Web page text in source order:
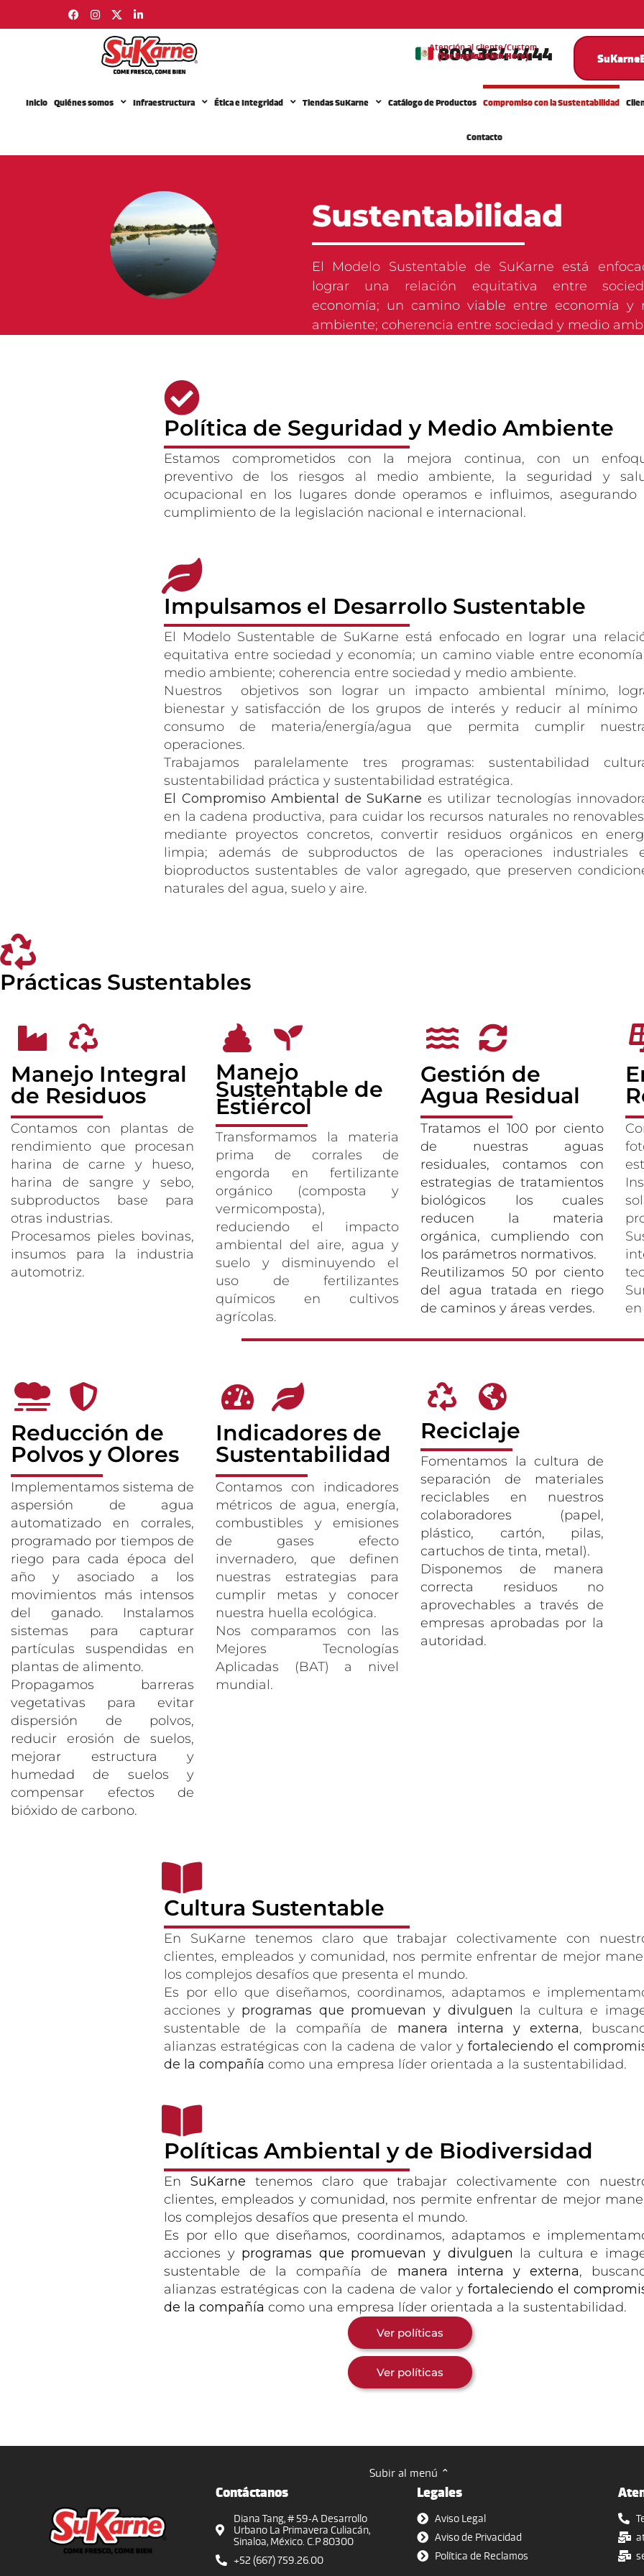
Atención al cliente/Custom
Service
800 364 4444
(For English Click Here)
Inicio Quiénes somos Infraestructura Ética e Integridad Tiendas SuKarne Catálogo de Productos Compromiso con la Sustentabilidad
Contacto
Sustentabilidad
El Modelo Sustentable de SuKarne está
lograr una relación equitativa entre
economía; un camino viable entre economía y
ambiente; coherencia entre sociedad y medio
Política de Seguridad y Medio Ambiente
Estamos comprometidos con la mejora continua, con un
preventivo de los riesgos al medio ambiente, la seguridad y
ocupacional en los lugares donde operamos e influimos, asegurando
cumplimiento de la legislación nacional e internacional.
Impulsamos el Desarrollo Sustentable
El Modelo Sustentable de SuKarne está enfocado en lograr una
equitativa entre sociedad y economía; un camino viable entre
medio ambiente; coherencia entre sociedad y medio ambiente.
Nuestros objetivos son lograr un impacto ambiental mínimo,
bienestar y satisfacción de los grupos de interés y reducir al mínimo
consumo de materia/energía/agua que permita cumplir
operaciones.
Trabajamos paralelamente tres programas: sustentabilidad
sustentabilidad práctica y sustentabilidad estratégica.
El Compromiso Ambiental de SuKarne es utilizar tecnologías
en la cadena productiva, para cuidar los recursos naturales no
mediante proyectos concretos, convertir residuos orgánicos en
limpia; además de subproductos de las operaciones industriales
bioproductos sustentables de valor agregado, que preserven
naturales del agua, suelo y aire.
Prácticas Sustentables
Manejo Integral
de Residuos
Contamos con plantas de
rendimiento que procesan
harina de carne y hueso,
harina de sangre y sebo,
subproductos base para
otras industrias.
Procesamos pieles bovinas,
insumos para la industria
automotriz.
Manejo
Sustentable de
Estiércol
Transformamos la materia
prima de corrales de
engorda en fertilizante
orgánico (composta y
vermicomposta),
reduciendo el impacto
ambiental del aire, agua y
suelo y disminuyendo el
uso de fertilizantes
químicos en cultivos
agrícolas.
Gestión de
Agua Residual
Tratamos el 100 por ciento
de nuestras aguas
residuales, contamos con
estrategias de tratamientos
biológicos los cuales
reducen la materia
orgánica, cumpliendo con
los parámetros normativos.
Reutilizamos 50 por ciento
del agua tratada en riego
de caminos y áreas verdes.
Reducción de
Polvos y Olores
Implementamos sistema de
aspersión de agua
automatizado en corrales,
programado por tiempos de
riego para cada época del
año y asociado a los
movimientos más intensos
del ganado. Instalamos
sistemas para capturar
partículas suspendidas en
plantas de alimento.
Propagamos barreras
vegetativas para evitar
dispersión de polvos,
reducir erosión de suelos,
mejorar estructura y
humedad de suelos y
compensar efectos de
bióxido de carbono.
Indicadores de
Sustentabilidad
Contamos con indicadores
métricos de agua, energía,
combustibles y emisiones
de gases efecto
invernadero, que definen
nuestras estrategias para
cumplir metas y conocer
nuestra huella ecológica.
Nos comparamos con las
Mejores Tecnologías
Aplicadas (BAT) a nivel
mundial.
Reciclaje
Fomentamos la cultura de
separación de materiales
reciclables en nuestros
colaboradores (papel,
plástico, cartón, pilas,
cartuchos de tinta, metal).
Disponemos de manera
correcta residuos no
aprovechables a través de
empresas aprobadas por la
autoridad.
Cultura Sustentable
En SuKarne tenemos claro que trabajar colectivamente con
clientes, empleados y comunidad, nos permite enfrentar de mejor
los complejos desafíos que presenta el mundo.
Es por ello que diseñamos, coordinamos, adaptamos e
acciones y programas que promuevan y divulguen la cultura e
sustentable de la compañía de manera interna y externa,
alianzas estratégicas con la cadena de valor y fortaleciendo el
de la compañía como una empresa líder orientada a la sustentabilidad.
Políticas Ambiental y de Biodiversidad
En SuKarne tenemos claro que trabajar colectivamente con
clientes, empleados y comunidad, nos permite enfrentar de mejor
los complejos desafíos que presenta el mundo.
Es por ello que diseñamos, coordinamos, adaptamos e
acciones y programas que promuevan y divulguen la cultura e
sustentable de la compañía de manera interna y externa,
alianzas estratégicas con la cadena de valor y fortaleciendo el
de la compañía como una empresa líder orientada a la sustentabilidad.
Ver políticas
Ver políticas
Subir al menú ⌃
Contáctanos
Diana Tang, # 59-A Desarrollo
Urbano La Primavera Culiacán,
Sinaloa, México. C.P 80300
+52 (667) 759.26.00
Legales
Aviso Legal
Aviso de Privacidad
Política de Reclamos